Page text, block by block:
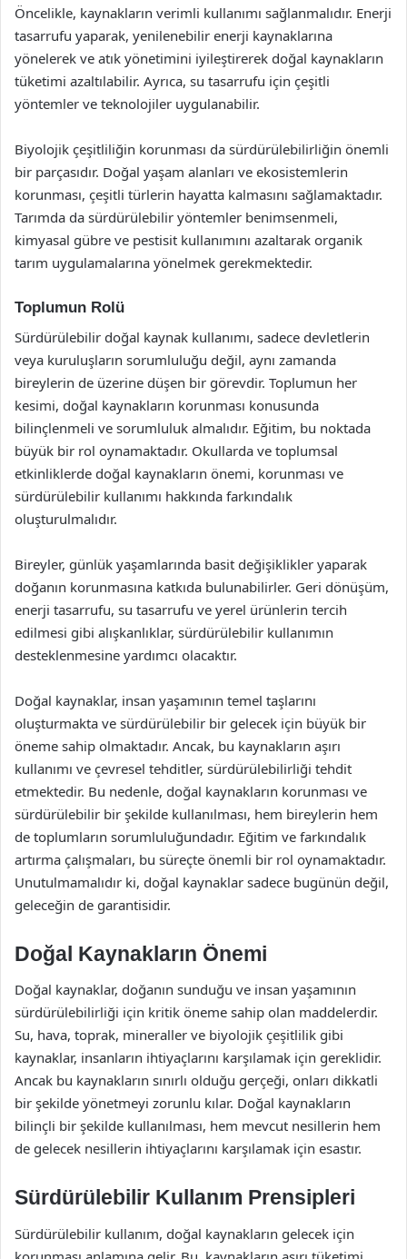
Öncelikle, kaynakların verimli kullanımı sağlanmalıdır. Enerji
tasarrufu yaparak, yenilenebilir enerji kaynaklarına
yönelerek ve atık yönetimini iyileştirerek doğal kaynakların
tüketimi azaltılabilir. Ayrıca, su tasarrufu için çeşitli
yöntemler ve teknolojiler uygulanabilir.
Biyolojik çeşitliliğin korunması da sürdürülebilirliğin önemli
bir parçasıdır. Doğal yaşam alanları ve ekosistemlerin
korunması, çeşitli türlerin hayatta kalmasını sağlamaktadır.
Tarımda da sürdürülebilir yöntemler benimsenmeli,
kimyasal gübre ve pestisit kullanımını azaltarak organik
tarım uygulamalarına yönelmek gerekmektedir.
Toplumun Rolü
Sürdürülebilir doğal kaynak kullanımı, sadece devletlerin
veya kuruluşların sorumluluğu değil, aynı zamanda
bireylerin de üzerine düşen bir görevdir. Toplumun her
kesimi, doğal kaynakların korunması konusunda
bilinçlenmeli ve sorumluluk almalıdır. Eğitim, bu noktada
büyük bir rol oynamaktadır. Okullarda ve toplumsal
etkinliklerde doğal kaynakların önemi, korunması ve
sürdürülebilir kullanımı hakkında farkındalık
oluşturulmalıdır.
Bireyler, günlük yaşamlarında basit değişiklikler yaparak
doğanın korunmasına katkıda bulunabilirler. Geri dönüşüm,
enerji tasarrufu, su tasarrufu ve yerel ürünlerin tercih
edilmesi gibi alışkanlıklar, sürdürülebilir kullanımın
desteklenmesine yardımcı olacaktır.
Doğal kaynaklar, insan yaşamının temel taşlarını
oluşturmakta ve sürdürülebilir bir gelecek için büyük bir
öneme sahip olmaktadır. Ancak, bu kaynakların aşırı
kullanımı ve çevresel tehditler, sürdürülebilirliği tehdit
etmektedir. Bu nedenle, doğal kaynakların korunması ve
sürdürülebilir bir şekilde kullanılması, hem bireylerin hem
de toplumların sorumluluğundadır. Eğitim ve farkındalık
artırma çalışmaları, bu süreçte önemli bir rol oynamaktadır.
Unutulmamalıdır ki, doğal kaynaklar sadece bugünün değil,
geleceğin de garantisidir.
Doğal Kaynakların Önemi
Doğal kaynaklar, doğanın sunduğu ve insan yaşamının
sürdürülebilirliği için kritik öneme sahip olan maddelerdir.
Su, hava, toprak, mineraller ve biyolojik çeşitlilik gibi
kaynaklar, insanların ihtiyaçlarını karşılamak için gereklidir.
Ancak bu kaynakların sınırlı olduğu gerçeği, onları dikkatli
bir şekilde yönetmeyi zorunlu kılar. Doğal kaynakların
bilinçli bir şekilde kullanılması, hem mevcut nesillerin hem
de gelecek nesillerin ihtiyaçlarını karşılamak için esastır.
Sürdürülebilir Kullanım Prensipleri
Sürdürülebilir kullanım, doğal kaynakların gelecek için